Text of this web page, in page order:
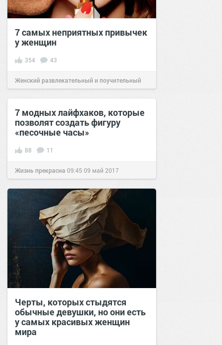
7 самых неприятных привычек
у женщин
354 43
Женский развлекательный и поучительный
сайт.20:48 14 сен 2020
7 модных лайфхаков, которые
позволят создать фигуру
«песочные часы»
88 11
Жизнь прекрасна 09:45 09 май 2017
Черты, которых стыдятся
обычные девушки, но они есть
у самых красивых женщин
мира